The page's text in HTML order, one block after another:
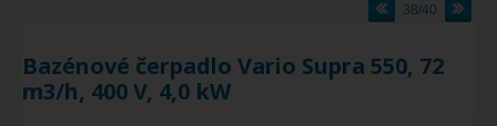
38/40
Bazénové čerpadlo Vario Supra 550, 72
m3/h, 400 V, 4,0 kW